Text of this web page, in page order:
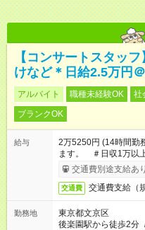
【コンサートスタッ
けなど＊日給2.5万円
アルバイト 職種未経験OK 社
ブランクOK
給与
2万5250円 (14時間勤
ます。 ＃日収1万以
ます交通費別途支給あり
交通費 交通費支給（
勤務地
東京都文京区
後楽園駅から徒歩2分